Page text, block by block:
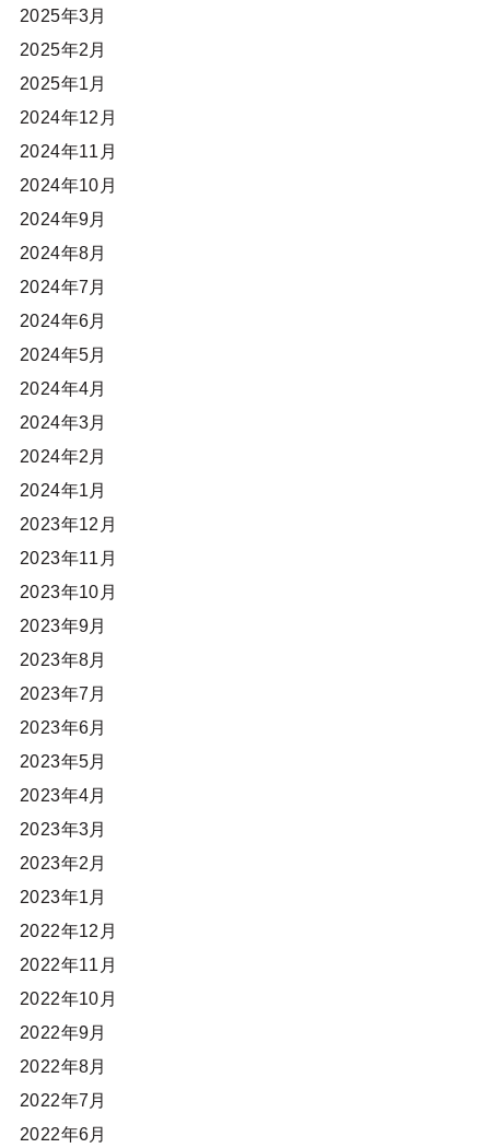
2025年3月
2025年2月
2025年1月
2024年12月
2024年11月
2024年10月
2024年9月
2024年8月
2024年7月
2024年6月
2024年5月
2024年4月
2024年3月
2024年2月
2024年1月
2023年12月
2023年11月
2023年10月
2023年9月
2023年8月
2023年7月
2023年6月
2023年5月
2023年4月
2023年3月
2023年2月
2023年1月
2022年12月
2022年11月
2022年10月
2022年9月
2022年8月
2022年7月
2022年6月